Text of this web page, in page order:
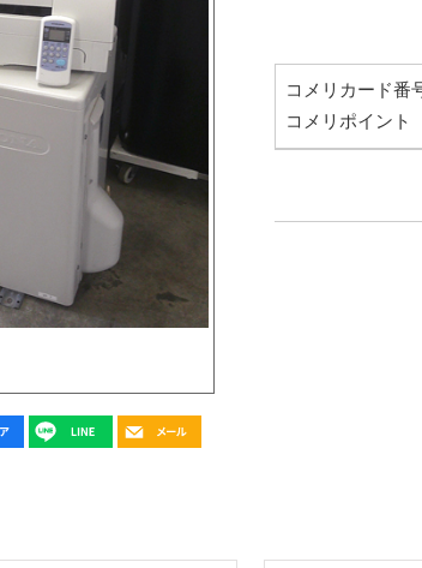
コメリカード番
コメリポイント